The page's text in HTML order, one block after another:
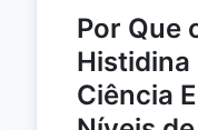
Por Que
Ciência